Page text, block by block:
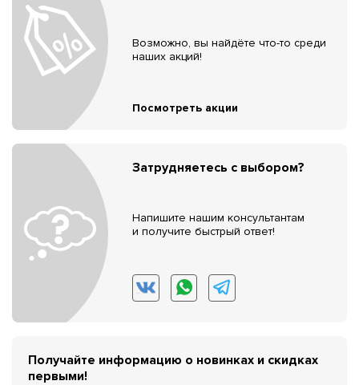
Возможно, вы найдёте что-то среди
наших акций!
Посмотреть акции
Затрудняетесь с выбором?
Напишите нашим консультантам
и получите быстрый ответ!
Получайте информацию о новинках и скидках
первыми!